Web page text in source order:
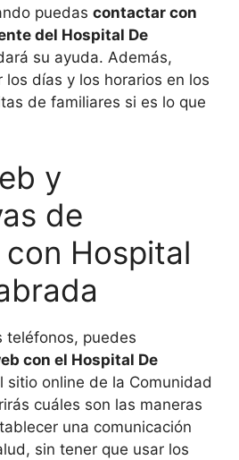
puedas contactar con
del Hospital De
su ayuda. Además,
los días y los horarios en los
de familiares si es lo que
y
de
Hospital
teléfonos, puedes
con el Hospital De
sitio online de la Comunidad
cuáles son las maneras
una comunicación
sin tener que usar los